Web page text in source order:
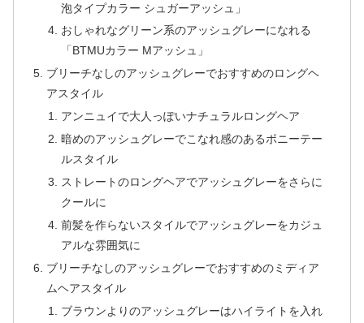
泡タイプカラー シュガーアッシュ」
おしゃれなグリーン系のアッシュグレーになれる
「BTMUカラー Mアッシュ」
ブリーチなしのアッシュグレーでおすすめのロングヘ
アスタイル
アンニュイで大人っぽいナチュラルロングヘア
暗めのアッシュグレーでこなれ感のあるポニーテー
ルスタイル
ストレートのロングヘアでアッシュグレーをさらに
クールに
前髪を作らないスタイルでアッシュグレーをカジュ
アルな雰囲気に
ブリーチなしのアッシュグレーでおすすめのミディア
ムヘアスタイル
ブラウンよりのアッシュグレーはハイライトを入れ